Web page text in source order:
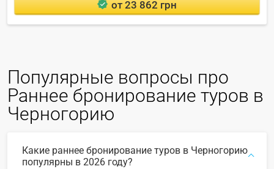
от 23 862 грн
Популярные вопросы про
Раннее бронирование туров в
Черногорию
Какие раннее бронирование туров в Черногорию
популярны в 2026 году?